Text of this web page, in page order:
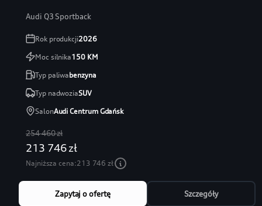
Audi Q3 Sportback
Rok produkcji2026
Moc silnika150KM
Typ paliwabenzyna
Typ nadwoziaSUV
SalonAudi Centrum Gdańsk
254 460 zł
213 746 zł
Najniższa cena:213 746 zł
Zapytaj o ofertę Szczegóły